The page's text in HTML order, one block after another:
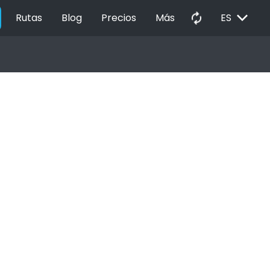
Rutas Blog Precios Más autorenew ES EXPAND_MORE